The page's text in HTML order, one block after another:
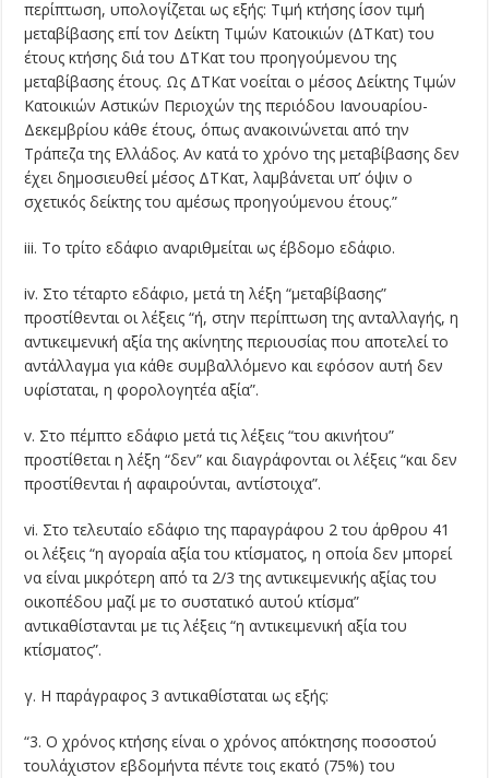
περίπτωση, υπολογίζεται ως εξής: Τιμή κτήσης ίσον τιμή
μεταβίβασης επί τον Δείκτη Τιμών Κατοικιών (ΔΤΚατ) του
έτους κτήσης διά του ΔΤΚατ του προηγούμενου της
μεταβίβασης έτους. Ως ΔΤΚατ νοείται ο μέσος Δείκτης Τιμών
Κατοικιών Αστικών Περιοχών της περιόδου Ιανουαρίου-
Δεκεμβρίου κάθε έτους, όπως ανακοινώνεται από την
Τράπεζα της Ελλάδος. Αν κατά το χρόνο της μεταβίβασης δεν
έχει δημοσιευθεί μέσος ΔΤΚατ, λαμβάνεται υπ’ όψιν ο
σχετικός δείκτης του αμέσως προηγούμενου έτους.”
iii. Το τρίτο εδάφιο αναριθμείται ως έβδομο εδάφιο.
iv. Στο τέταρτο εδάφιο, μετά τη λέξη “μεταβίβασης”
προστίθενται οι λέξεις “ή, στην περίπτωση της ανταλλαγής, η
αντικειμενική αξία της ακίνητης περιουσίας που αποτελεί το
αντάλλαγμα για κάθε συμβαλλόμενο και εφόσον αυτή δεν
υφίσταται, η φορολογητέα αξία”.
v. Στο πέμπτο εδάφιο μετά τις λέξεις “του ακινήτου”
προστίθεται η λέξη “δεν” και διαγράφονται οι λέξεις “και δεν
προστίθενται ή αφαιρούνται, αντίστοιχα”.
vi. Στο τελευταίο εδάφιο της παραγράφου 2 του άρθρου 41
οι λέξεις “η αγοραία αξία του κτίσματος, η οποία δεν μπορεί
να είναι μικρότερη από τα 2/3 της αντικειμενικής αξίας του
οικοπέδου μαζί με το συστατικό αυτού κτίσμα”
αντικαθίστανται με τις λέξεις “η αντικειμενική αξία του
κτίσματος”.
γ. Η παράγραφος 3 αντικαθίσταται ως εξής:
“3. Ο χρόνος κτήσης είναι ο χρόνος απόκτησης ποσοστού
τουλάχιστον εβδομήντα πέντε τοις εκατό (75%) του